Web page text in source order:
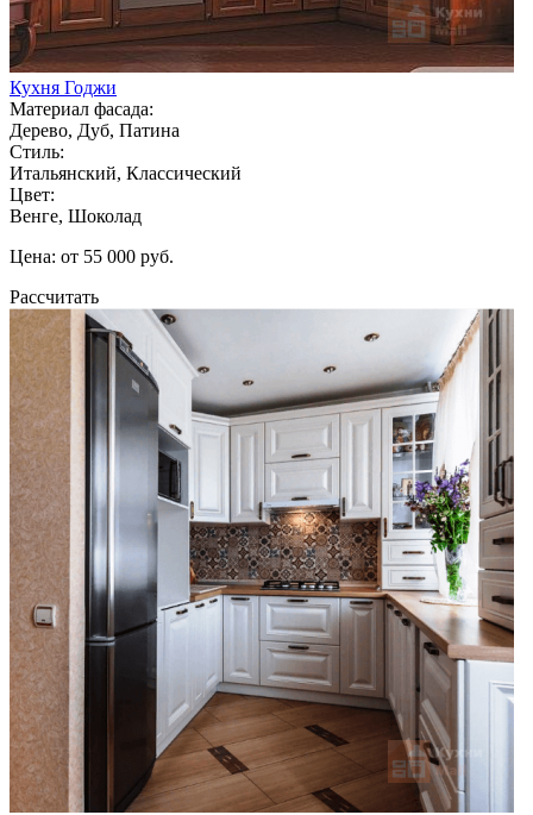
Кухня Годжи
Материал фасада:
Дерево, Дуб, Патина
Стиль:
Итальянский, Классический
Цвет:
Венге, Шоколад
Цена: от 55 000 руб.
Рассчитать